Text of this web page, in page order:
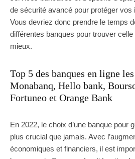
de sécurité avancé pour protéger vos
Vous devriez donc prendre le temps
différentes banques pour trouver
mieux.
Top 5 des banques en ligne
Monabanq, Hello bank,
Fortuneo et Orange Bank
En 2022, le choix d’une banque pour
plus crucial que jamais. Avec
économiques et financiers, il est